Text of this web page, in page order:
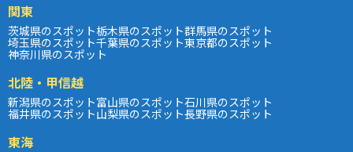
関東
茨城県のスポット栃木県のスポット群馬県のスポット
埼玉県のスポット千葉県のスポット東京都のスポット
神奈川県のスポット
北陸・甲信越
新潟県のスポット富山県のスポット石川県のスポット
福井県のスポット山梨県のスポット長野県のスポット
東海